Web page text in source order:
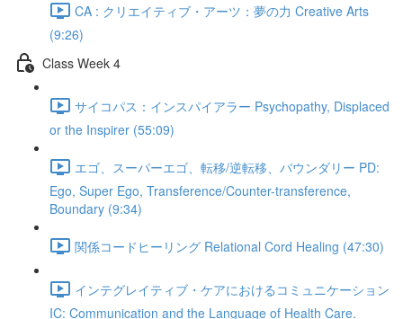
CA : クリエイティブ・アーツ：夢の力 Creative Arts
(9:26)
Class Week 4
サイコパス：インスパイアラー Psychopathy, Displaced
or the Inspirer (55:09)
エゴ、スーパーエゴ、転移/逆転移、バウンダリー PD:
Ego, Super Ego, Transference/Counter-transference,
Boundary (9:34)
関係コードヒーリング Relational Cord Healing (47:30)
インテグレイティブ・ケアにおけるコミュニケーション
IC: Communication and the Language of Health Care.